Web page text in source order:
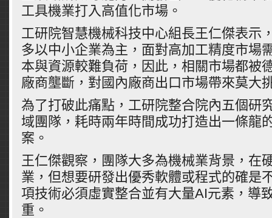
工具機業打入高值化市場。
工研院智慧機械科技中心組長王仁傑表示
多以中小企業為主，面對高加工精度市場
本與資源較難負荷，因此，相關市場都被
廠商壟斷，對國內廠商出口市場帶來莫大
為了打破此痛點，工研院整合院內五個研
域團隊，耗時兩年時間成功打造出一條龍
案。
王仁傑觀察，團隊大多為機械業背景，在
業，但想要研發出優秀軟體或程式的確是
項技術必須虛實整合並有大量AI元素，導
重。